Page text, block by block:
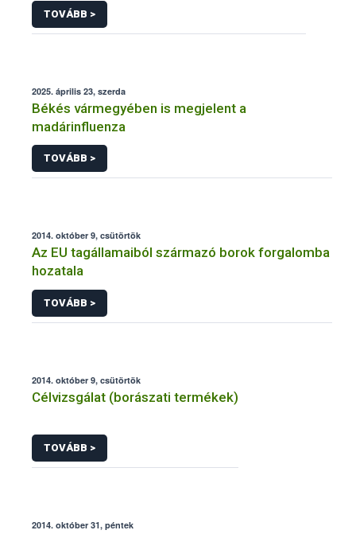
TOVÁBB >
2025. április 23, szerda
Békés vármegyében is megjelent a
madárinfluenza
TOVÁBB >
2014. október 9, csütörtök
Az EU tagállamaiból származó borok forgalomba
hozatala
TOVÁBB >
2014. október 9, csütörtök
Célvizsgálat (borászati termékek)
TOVÁBB >
2014. október 31, péntek